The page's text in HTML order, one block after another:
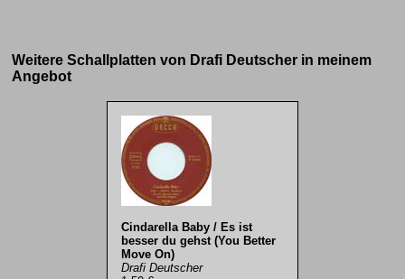
Weitere Schallplatten von Drafi Deutscher in meinem
Angebot
Cindarella Baby / Es ist
besser du gehst (You Better
Move On)
Drafi Deutscher